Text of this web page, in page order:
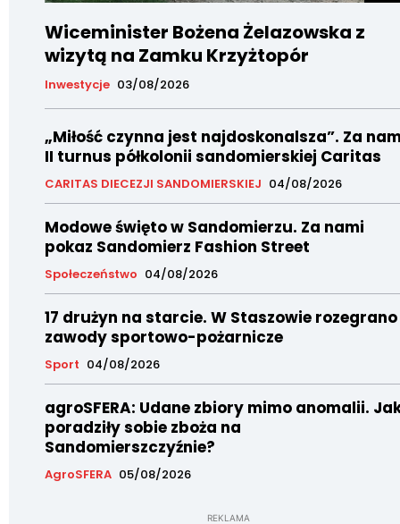
Wiceminister Bożena Żelazowska z
wizytą na Zamku Krzyżtopór
Inwestycje 03/08/2026
„Miłość czynna jest najdoskonalsza”. Za
II turnus półkolonii sandomierskiej Caritas
CARITAS DIECEZJI SANDOMIERSKIEJ 04/08/2026
Modowe święto w Sandomierzu. Za nami
pokaz Sandomierz Fashion Street
Społeczeństwo 04/08/2026
17 drużyn na starcie. W Staszowie rozegrano
zawody sportowo-pożarnicze
Sport 04/08/2026
agroSFERA: Udane zbiory mimo anomalii.
poradziły sobie zboża na
Sandomierszczyźnie?
AgroSFERA 05/08/2026
REKLAMA